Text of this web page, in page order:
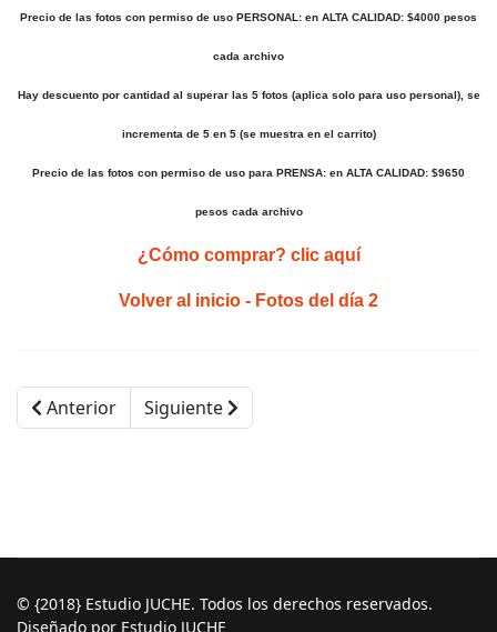
Precio de las fotos con permiso de uso PERSONAL: en ALTA CALIDAD: $4000 pesos
cada archivo
Hay descuento por cantidad al superar las 5 fotos (aplica solo para uso personal), se
incrementa de 5 en 5 (se muestra en el carrito)
Precio de las fotos con permiso de uso para PRENSA: en ALTA CALIDAD: $9650
pesos cada archivo
¿Cómo comprar? clic aquí
Volver al inicio - Fotos del día 2
Anterior Siguiente
© {2018} Estudio JUCHE. Todos los derechos reservados.
Diseñado por Estudio JUCHE